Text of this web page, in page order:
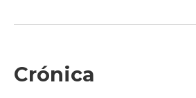
Crónica